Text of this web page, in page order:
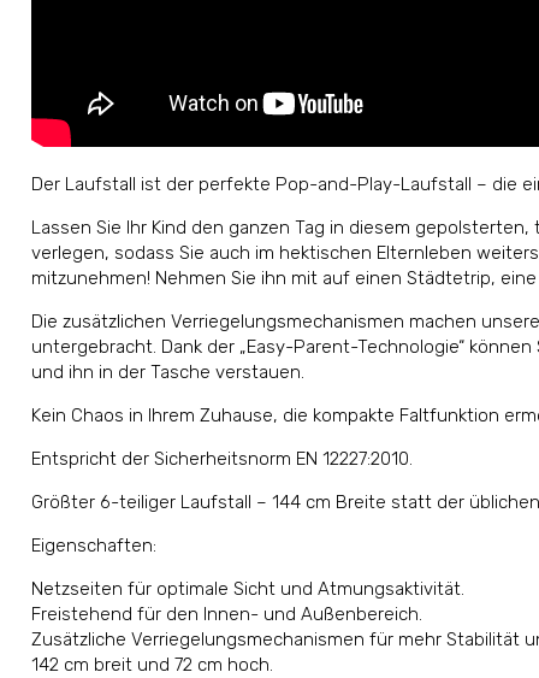
Der Laufstall ist der perfekte Pop-and-Play-Laufstall – die
Lassen Sie Ihr Kind den ganzen Tag in diesem
verlegen, sodass Sie auch im hektischen Elternleben
mitzunehmen! Nehmen Sie ihn mit auf einen Städtetrip,
Die zusätzlichen Verriegelungsmechanismen machen
untergebracht. Dank der „Easy-Parent-Technologie“
und ihn in der Tasche verstauen.
Kein Chaos in Ihrem Zuhause, die kompakte Faltfunktion
Entspricht der Sicherheitsnorm EN 12227:2010.
Größter 6-teiliger Laufstall – 144 cm Breite statt der
Eigenschaften:
Netzseiten für optimale Sicht und Atmungsaktivität.
Freistehend für den Innen- und Außenbereich.
Zusätzliche Verriegelungsmechanismen für mehr Stabilität
142 cm breit und 72 cm hoch.